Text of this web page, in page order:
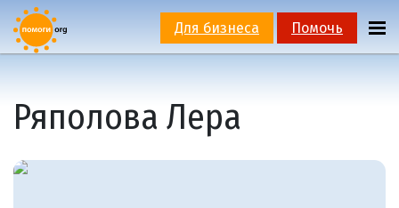
Для бизнеса Помочь
Ряполова Лера